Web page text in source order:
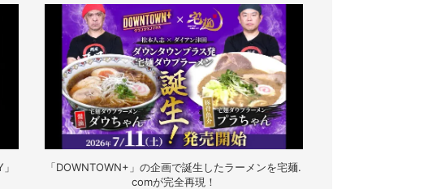
「DOWNTOWN+」の企画で誕生したラーメンを宅麺.
comが完全再現！